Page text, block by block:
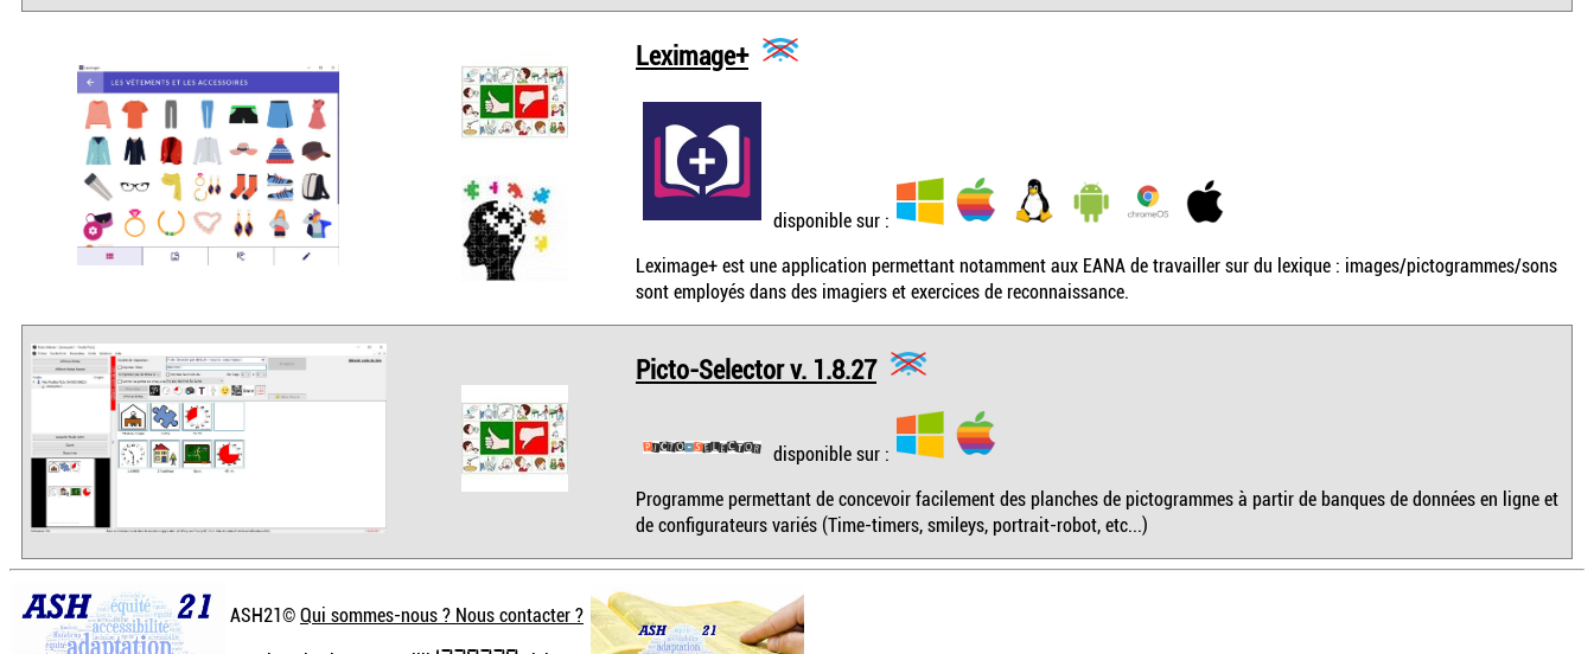
Leximage+
disponible sur :
Leximage+ est une application permettant notamment aux EANA de travailler sur du lexique : images/pictogrammes/sons
sont employés dans des imagiers et exercices de reconnaissance.
Picto-Selector v. 1.8.27
disponible sur :
Programme permettant de concevoir facilement des planches de pictogrammes à partir de banques de données en ligne et
de configurateurs variés (Time-timers, smileys, portrait-robot, etc...)
ASH21©Qui sommes-nous ? Nous contacter ?